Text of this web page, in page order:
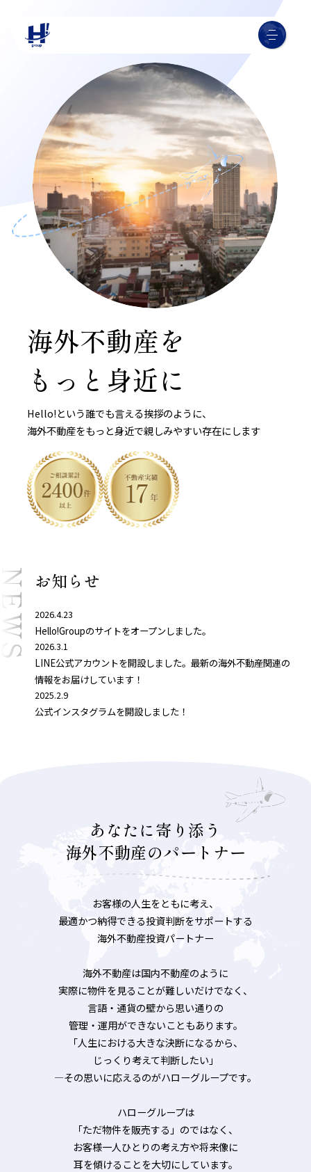
海外不動産を
もっと身近に
Hello!という誰でも言える挨拶のように、
海外不動産をもっと身近で親しみやすい存在にします
お知らせ
2026.4.23
Hello!Groupのサイトをオープンしました。
2026.3.1
LINE公式アカウントを開設しました。最新の海外不動産関連の
情報をお届けしています！
2025.2.9
公式インスタグラムを開設しました！
あなたに寄り添う
海外不動産のパートナー
お客様の人生をともに考え、
最適かつ納得できる投資判断をサポートする
海外不動産投資パートナー
海外不動産は国内不動産のように
実際に物件を見ることが難しいだけでなく、
言語・通貨の壁から思い通りの
管理・運用ができないこともあります。
「人生における大きな決断になるから、
じっくり考えて判断したい」
―その思いに応えるのがハローグループです。
ハローグループは
「ただ物件を販売する」のではなく、
お客様一人ひとりの考え方や将来像に
耳を傾けることを大切にしています。